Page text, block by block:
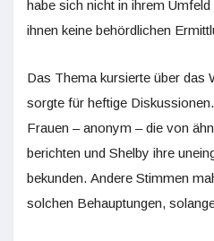
habe sich nicht in ihrem
ihnen keine behördlichen
Das Thema kursierte über das
sorgte für heftige
Frauen – anonym – die von
berichten und Shelby ihre
bekunden. Andere Stimmen
solchen Behauptungen,